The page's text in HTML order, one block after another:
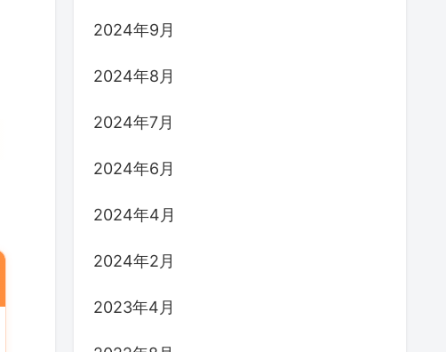
2024年9月
2024年8月
2024年7月
2024年6月
2024年4月
2024年2月
2023年4月